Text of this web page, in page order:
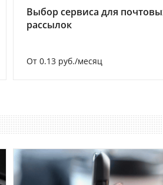
Выбор сервиса для
рассылок
От 0.13 руб./месяц